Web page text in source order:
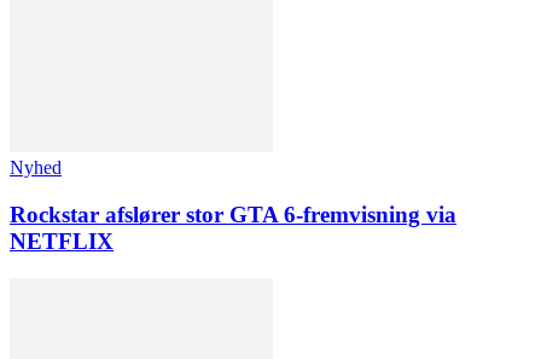
Nyhed
Rockstar afslører stor GTA 6-fremvisning via
NETFLIX